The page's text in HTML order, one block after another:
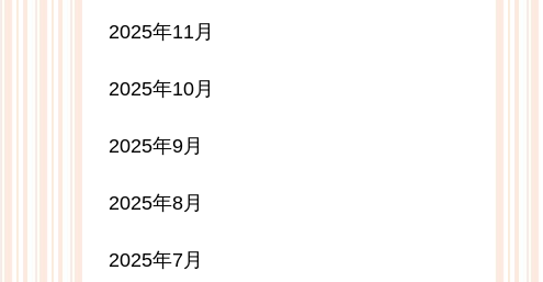
2025年11月
2025年10月
2025年9月
2025年8月
2025年7月